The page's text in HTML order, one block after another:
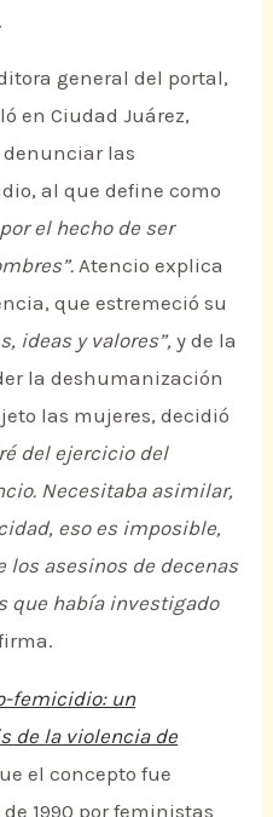
general del portal,
en Ciudad Juárez,
denunciar las
al que define como
el hecho de ser
Atencio explica
que estremeció su
ideas y valores”, y de la
la deshumanización
las mujeres, decidió
del ejercicio del
Necesitaba asimilar,
eso es imposible,
los asesinos de decenas
que había investigado
femicidio: un
de la violencia de
el concepto fue
1990 por feministas